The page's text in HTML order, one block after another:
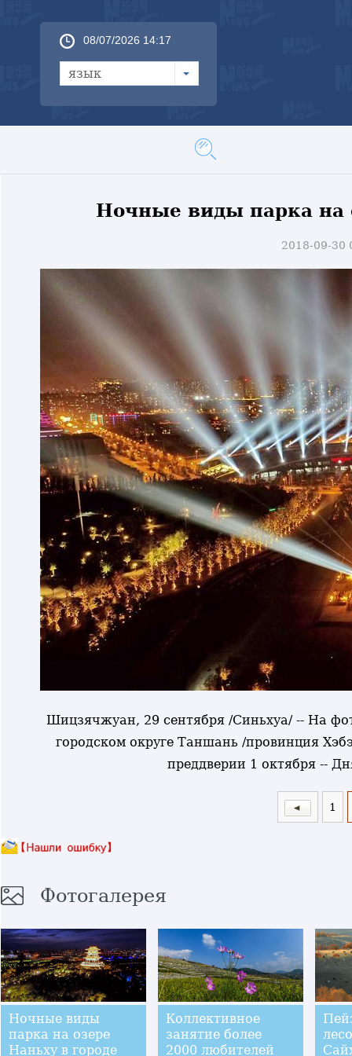
08/07/2026 14:17
язык
Ночные виды парка на
2018-09-30
Шицзячжуан, 29 сентября /Синьхуа/ -- На
городском округе Таншань /провинция
преддверии 1 октября --
1
Фотогалерея
Ночные виды
парка на озере
Наньху в городе
Коллективное
занятие более
2000 любителей